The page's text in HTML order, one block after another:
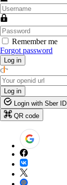
Remember me
Forgot password
Log in
Log in
Login with Sber ID
QR code